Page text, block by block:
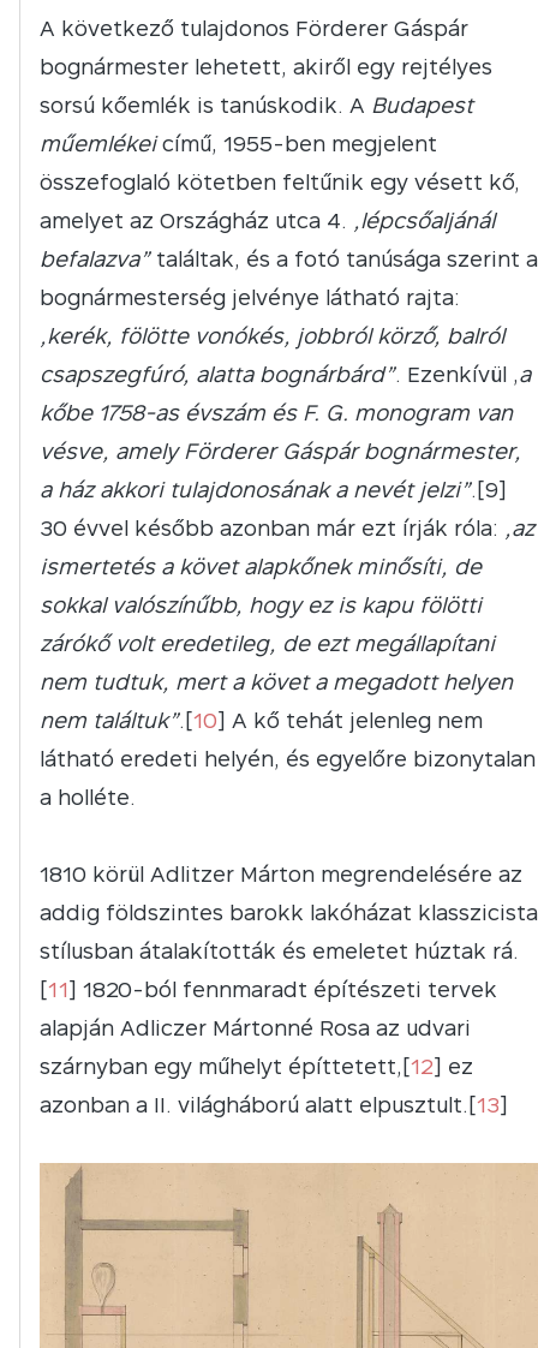
A következő tulajdonos Förderer Gáspár
bognármester lehetett, akiről egy rejtélyes
sorsú kőemlék is tanúskodik. A Budapest
műemlékeicímű, 1955-ben megjelent
összefoglaló kötetben feltűnik egy vésett kő,
amelyet az Országház utca 4. „lépcsőaljánál
befalazva”találtak, és a fotó tanúsága szerint a
bognármesterség jelvénye látható rajta:
„kerék, fölötte vonókés, jobbról körző, balról
csapszegfúró, alatta bognárbárd”. Ezenkívül „a
kőbe 1758-as évszám és F. G. monogram van
vésve, amely Förderer Gáspár bognármester,
a ház akkori tulajdonosának a nevét jelzi”.[9]
30 évvel később azonban már ezt írják róla: „az
ismertetés a követ alapkőnek minősíti, de
sokkal valószínűbb, hogy ez is kapu fölötti
zárókő volt eredetileg, de ezt megállapítani
nem tudtuk, mert a követ a megadott helyen
nem találtuk”.[10] A kő tehát jelenleg nem
látható eredeti helyén, és egyelőre bizonytalan
a holléte.
1810 körül Adlitzer Márton megrendelésére az
addig földszintes barokk lakóházat klasszicista
stílusban átalakították és emeletet húztak rá.
[11] 1820-ból fennmaradt építészeti tervek
alapján Adliczer Mártonné Rosa az udvari
szárnyban egy műhelyt építtetett,[12] ez
azonban a II. világháború alatt elpusztult.[13]